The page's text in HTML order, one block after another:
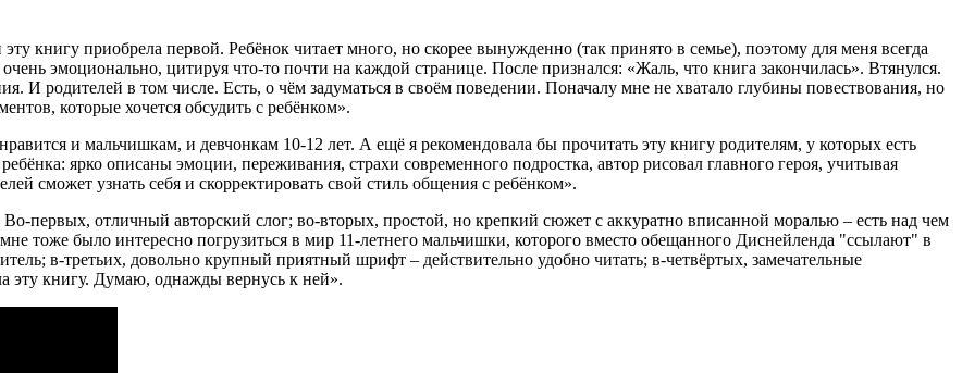
книгу приобрела первой. Ребёнок читает много, но скорее вынужденно (так принято в семье), поэтому для меня всегда
очень эмоционально, цитируя что-то почти на каждой странице. После признался: «Жаль, что книга закончилась». Втянулся.
И родителей в том числе. Есть, о чём задуматься в своём поведении. Поначалу мне не хватало глубины повествования, но
которые хочется обсудить с ребёнком».
и мальчишкам, и девчонкам 10-12 лет. А ещё я рекомендовала бы прочитать эту книгу родителям, у которых есть
ярко описаны эмоции, переживания, страхи современного подростка, автор рисовал главного героя, учитывая
сможет узнать себя и скорректировать свой стиль общения с ребёнком».
первых, отличный авторский слог; во-вторых, простой, но крепкий сюжет с аккуратно вписанной моралью – есть над чем
тоже было интересно погрузиться в мир 11-летнего мальчишки, которого вместо обещанного Диснейленда "ссылают" в
в-третьих, довольно крупный приятный шрифт – действительно удобно читать; в-четвёртых, замечательные
эту книгу. Думаю, однажды вернусь к ней».